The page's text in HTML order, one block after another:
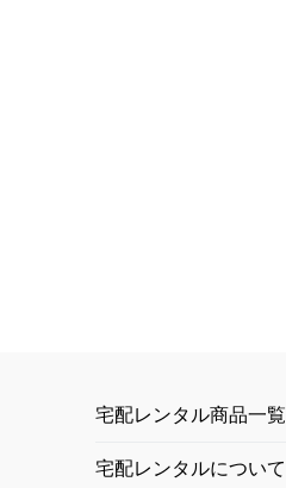
宅配レンタル商品一覧
宅配レンタルについて